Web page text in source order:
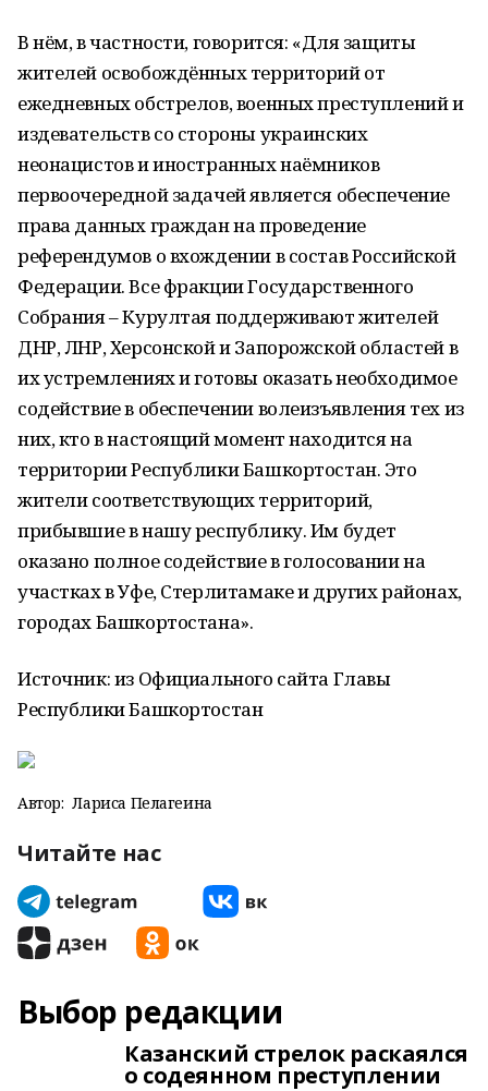
В нём, в частности, говорится: «Для защиты
жителей освобождённых территорий от
ежедневных обстрелов, военных преступлений и
издевательств со стороны украинских
неонацистов и иностранных наёмников
первоочередной задачей является обеспечение
права данных граждан на проведение
референдумов о вхождении в состав Российской
Федерации. Все фракции Государственного
Собрания – Курултая поддерживают жителей
ДНР, ЛНР, Херсонской и Запорожской областей в
их устремлениях и готовы оказать необходимое
содействие в обеспечении волеизъявления тех из
них, кто в настоящий момент находится на
территории Республики Башкортостан. Это
жители соответствующих территорий,
прибывшие в нашу республику. Им будет
оказано полное содействие в голосовании на
участках в Уфе, Стерлитамаке и других районах,
городах Башкортостана».
Источник: из Официального сайта Главы
Республики Башкортостан
Автор: Лариса Пелагеина
Читайте нас
Выбор редакции
Казанский стрелок раскаялся
о содеянном преступлении